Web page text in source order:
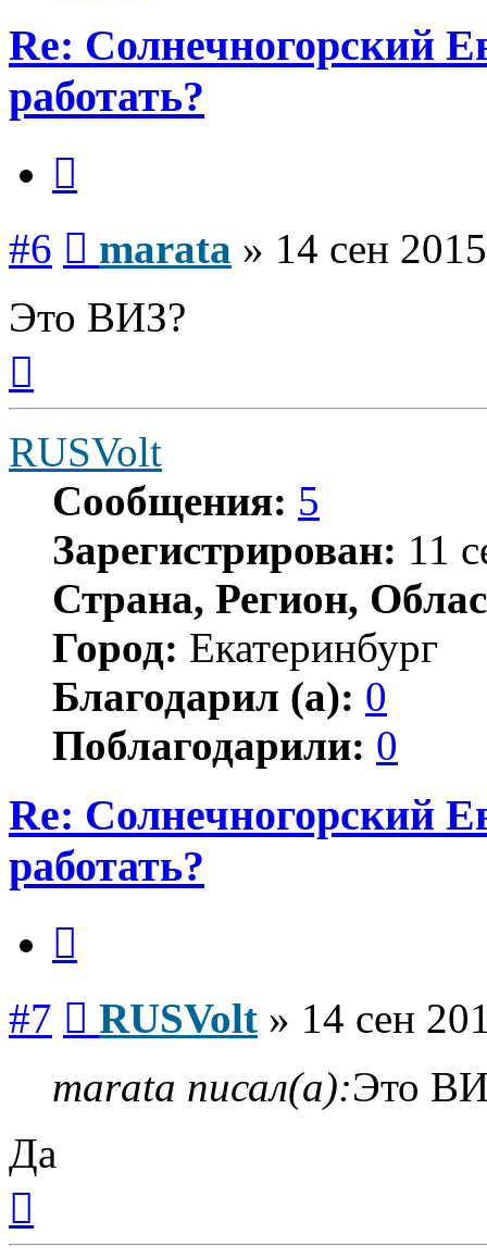
Re: Солнечногорский
работать?
#6 marata » 14 сен
Это ВИЗ?
началу
RUSVolt
Сообщения: 5
Зарегистрирован: 11
Страна, Регион,
Город: Екатеринбург
Благодарил (а): 0
Поблагодарили: 0
Re: Солнечногорский
работать?
#7 RUSVolt » 14 сен
marata писал(а):Это
Да
началу